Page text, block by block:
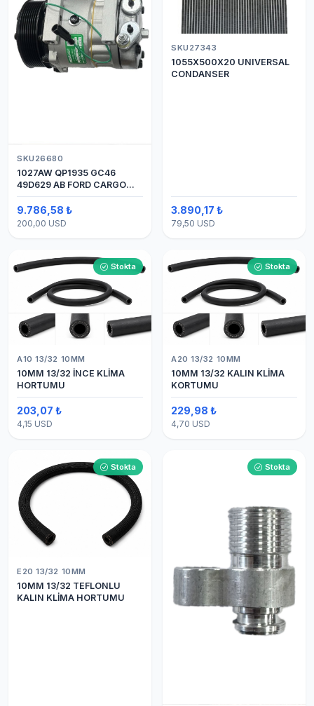
SKU26680
1027AW QP1935 GC46
49D629 AB FORD CARGO
24V 8PK ÜSTTEN ÇIKIŞ
4142 (SANDEN) KLİMA
KOMPRESÖRÜ 7H15
9.786,58 ₺
200,00 USD
SKU27343
1055X500X20 UNIVERSAL
CONDANSER
3.890,17 ₺
79,50 USD
Stokta
A10 13/32 10MM
10MM 13/32 İNCE KLİMA
HORTUMU
203,07 ₺
4,15 USD
Stokta
A20 13/32 10MM
10MM 13/32 KALIN KLİMA
KORTUMU
229,98 ₺
4,70 USD
Stokta
E20 13/32 10MM
10MM 13/32 TEFLONLU
KALIN KLİMA HORTUMU
Stokta